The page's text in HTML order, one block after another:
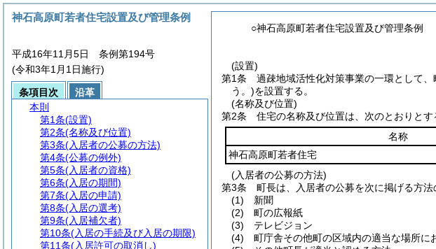
○神石高原町若者住宅設置及び管理条例
(設置)
第1条
過疎地域活性化対策事業の一環として
う。)を設置する。
(名称及び位置)
第2条
住宅の名称及び位置は、次のとおりとす
名称
神石高原町若者住宅
(入居者の公募の方法)
第3条
町長は、入居者の公募を次に掲げる方
(1)
新聞
(2)
町の広報紙
(3)
テレビジョン
(4)
町庁舎その他町の区域内の適当な場所に
神石高原町若者住宅設置及び管理条例
平成16年11月5日 条例第194号
(令和3年1月1日施行)
条項目次
沿革
本則
第1条(設置)
第2条(名称及び位置)
第3条(入居者の公募の方法)
第4条(公募の例外)
第5条(入居者の資格)
第6条(入居の期間)
第7条(入居の申請)
第8条(入居の選考)
第9条(入居補欠者)
第10条(入居の手続及び入居の期限)
第11条(入居許可の取消し)